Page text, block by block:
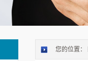
您的位置：